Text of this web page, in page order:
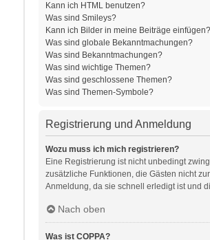
Kann ich HTML benutzen?
Was sind Smileys?
Kann ich Bilder in meine Beiträge einfügen?
Was sind globale Bekanntmachungen?
Was sind Bekanntmachungen?
Was sind wichtige Themen?
Was sind geschlossene Themen?
Was sind Themen-Symbole?
Registrierung und Anmeldung
Wozu muss ich mich registrieren?
Eine Registrierung ist nicht unbedingt
zusätzliche Funktionen, die Gästen nicht
Anmeldung, da sie schnell erledigt ist und
Nach oben
Was ist COPPA?